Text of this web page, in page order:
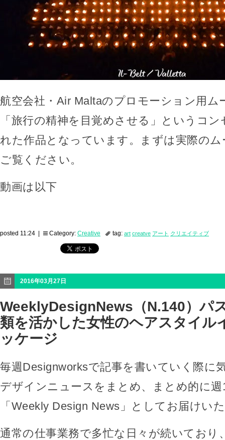
航空会社・Air Maltaのプロモーション用ム
「旅行の精神を目覚めさせる」というコ
れた作品となっています。まずは実際の
ご覧ください。
動画は以下
posted 11:24 | Category: Creative tag: art creatve アート クリエイティブ
2016年03月27日
WeeklyDesignNews（N.140）パ
類を活かした女性のヘアスタイル
ッケージ
毎週Designworksで記事を書いていく際に
デザインニュースをまとめ、まとめ的に週
「Weekly Design News」としてお届けい
通常の仕事業務で多忙な日々が続いており